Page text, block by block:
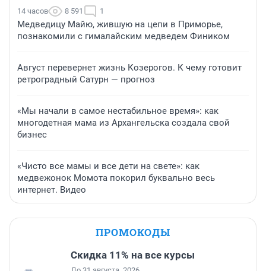
14 часов 8 591 1
Медведицу Майю, жившую на цепи в Приморье,
познакомили с гималайским медведем Фиником
Август перевернет жизнь Козерогов. К чему готовит
ретроградный Сатурн — прогноз
«Мы начали в самое нестабильное время»: как
многодетная мама из Архангельска создала свой
бизнес
«Чисто все мамы и все дети на свете»: как
медвежонок Момота покорил буквально весь
интернет. Видео
ПРОМОКОДЫ
Скидка 11% на все курсы